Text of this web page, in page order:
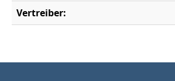
Vertreiber: